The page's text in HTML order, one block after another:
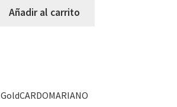
Añadir al carrito
GoldCARDOMARIANO